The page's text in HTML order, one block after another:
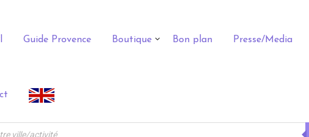
Guide Provence Boutique Bon plan Presse/Media